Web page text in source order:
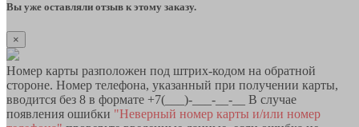
Вы уже оставляли отзыв к этому заказу.
×
Номер карты разположен под штрих-кодом на обратной
стороне. Номер телефона, указанный при получении карты,
вводится без 8 в формате +7(___)-___-__-__ В случае
появления ошибки "Неверный номер карты и/или номер